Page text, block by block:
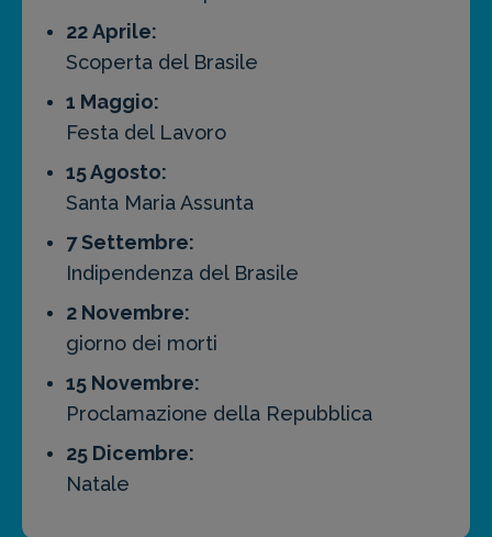
22 Aprile:
Scoperta del Brasile
1 Maggio:
Festa del Lavoro
15 Agosto:
Santa Maria Assunta
7 Settembre:
Indipendenza del Brasile
2 Novembre:
giorno dei morti
15 Novembre:
Proclamazione della Repubblica
25 Dicembre:
Natale